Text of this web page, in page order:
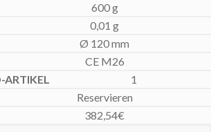
600 g
0,01 g
Ø 120 mm
CE M26
1
Reservieren
382,54€